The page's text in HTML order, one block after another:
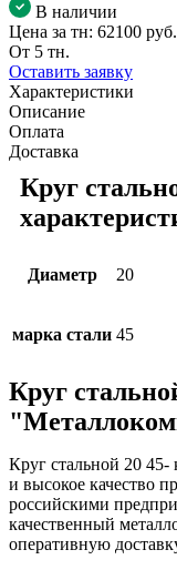
В наличии
Цена за тн: 62100 руб.
От 5 тн.
Оставить заявку
Характеристики
Описание
Оплата
Доставка
Круг
Диаметр 20
марка стали 45
Круг
Круг стальной 20 45-
и высокое качество
российскими
качественный
оперативную